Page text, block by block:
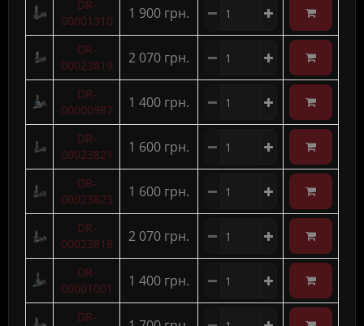
DR-
00001310
1 900 грн.
DR-
00023819
2 070 грн.
DR-
00000987
1 400 грн.
DR-
00023821
1 600 грн.
DR-
00023823
1 600 грн.
DR-
00023818
2 070 грн.
DR-
00001001
1 400 грн.
DR-